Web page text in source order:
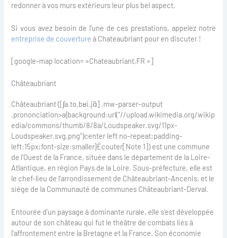
redonner à vos murs extérieurs leur plus bel aspect.
Si vous avez besoin de l’une de ces prestations, appelez notre
entreprise de couverture à Chateaubriant pour en discuter !
[google-map location= »Chateaubriant,FR »]
Châteaubriant
Châteaubriant ([ʃa.to.bʁi.jɑ̃] .mw-parser-output
.prononciation>a{background:url("//upload.wikimedia.org/wikip
edia/commons/thumb/8/8a/Loudspeaker.svg/11px-
Loudspeaker.svg.png")center left no-repeat;padding-
left:15px;font-size:smaller}Écouter[Note 1]) est une commune
de l'Ouest de la France, située dans le département de la Loire-
Atlantique, en région Pays de la Loire. Sous-préfecture, elle est
le chef-lieu de l'arrondissement de Châteaubriant-Ancenis, et le
siège de la Communauté de communes Châteaubriant-Derval.
Entourée d'un paysage à dominante rurale, elle s'est développée
autour de son château qui fut le théâtre de combats liés à
l'affrontement entre la Bretagne et la France. Son économie